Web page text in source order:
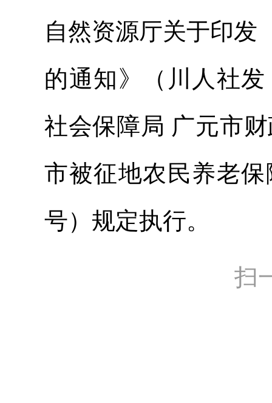
自然资源厅关于印发
的通知》（川人社
社会保障局 广元市
市被征地农民养老
号）规定执行。
扫